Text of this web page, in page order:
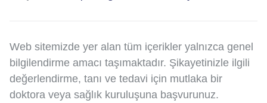
Web sitemizde yer alan tüm içerikler yalnızca genel
bilgilendirme amacı taşımaktadır. Şikayetinizle ilgili
değerlendirme, tanı ve tedavi için mutlaka bir
doktora veya sağlık kuruluşuna başvurunuz.